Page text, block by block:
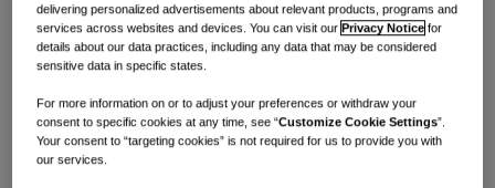
大多数儿科医生建议每周给新生儿沐浴 2 次或 3 次，并随宝宝
年龄增长增加频率。以下是几种 Kenvue 认可的浴室用品，让
1.湿巾和小毛巾
进出浴池时，接触宝宝皮肤的每件物品都会对宝宝产生直接影
delivering personalized advertisements about relevant products, programs and
services across websites and devices. You can visit ourPrivacy Notice for
details about our data practices, including any data that may be considered
sensitive data in specific states.
For more information on or to adjust your preferences or withdraw your
consent to specific cookies at any time, see “Customize Cookie Settings”.
Your consent to “targeting cookies” is not required for us to provide you with
our services.